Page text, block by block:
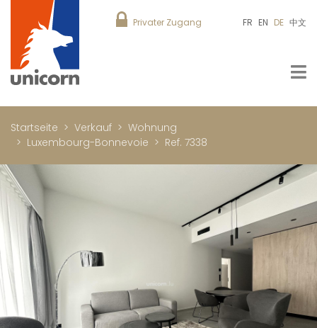
Privater Zugang FR EN DE 中文
Startseite Verkauf
Wohnung
Luxembourg-Bonnevoie
Ref. 7338